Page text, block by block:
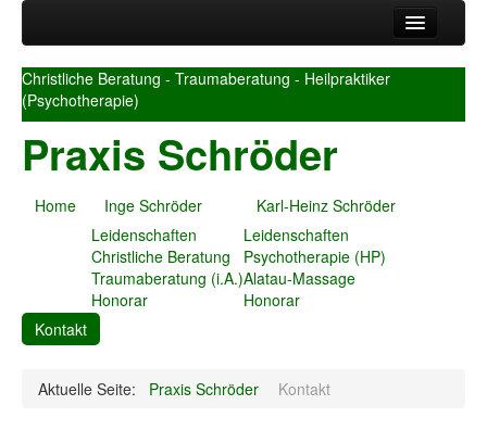
Inge Schröder
Leidenschaften
Christliche Beratung
Traumaberatung (i.A.)
Karl-Heinz Schröder
Leidenschaften
Psychotherapie (HP)
Alatau-Massage
Honorar
Kontakt
Christliche Beratung - Traumaberatung - Heilpraktiker
(Psychotherapie)
Praxis Schröder
Home
Inge Schröder
Leidenschaften
Christliche Beratung
Traumaberatung (i.A.)
Honorar
Karl-Heinz Schröder
Leidenschaften
Psychotherapie (HP)
Alatau-Massage
Honorar
Kontakt
Aktuelle Seite: Praxis Schröder Kontakt